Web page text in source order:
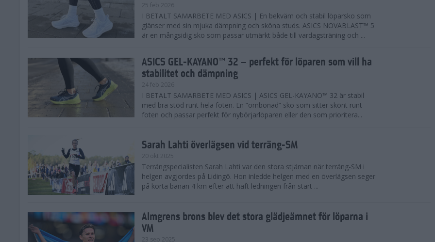
25 feb 2026
I BETALT SAMARBETE MED ASICS | En bekväm och stabil löparsko som
glänser med sin mjuka dämpning och sköna studs. ASICS NOVABLAST™ 5
är en mångsidig sko som passar utmärkt både till vardagsträning och ...
ASICS GEL-KAYANO™ 32 – perfekt för löparen som vill ha
stabilitet och dämpning
24 feb 2026
I BETALT SAMARBETE MED ASICS | ASICS GEL-KAYANO™ 32 är stabil
med bra stöd runt hela foten. En ”ombonad” sko som sitter skönt runt
foten och passar perfekt för nybörjarlöparen eller den som prioritera...
Sarah Lahti överlägsen vid terräng-SM
20 okt 2025
Terrängspecialisten Sarah Lahti var den stora stjärnan när terräng-SM i
helgen avgjordes på Lidingö. Hon inledde helgen med en överlägsen seger
på korta banan 4 km efter att haft ledningen från start ...
Almgrens brons blev det stora glädjeämnet för löparna i
VM
23 sep 2025